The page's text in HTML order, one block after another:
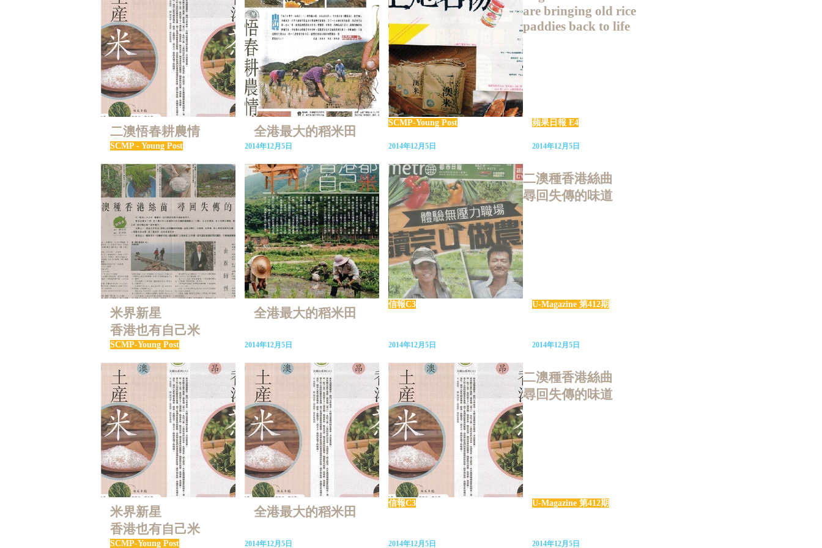
are bringing old rice
paddies back to life
二澳悟春耕農情 全港最大的稻米田
SCMP-Young Post 蘋果日報 E4
SCMP - Young Post 2014年12月5日 2014年12月5日 2014年12月5日
二澳種香港絲曲
尋回失傳的味道
米界新星
香港也有自己米
全港最大的稻米田
信報C3 U-Magazine 第412期
SCMP-Young Post 2014年12月5日 2014年12月5日 2014年12月5日
二澳種香港絲曲
尋回失傳的味道
米界新星
香港也有自己米
全港最大的稻米田
信報C3 U-Magazine 第412期
SCMP-Young Post 2014年12月5日 2014年12月5日 2014年12月5日